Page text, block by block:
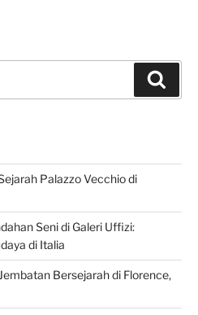
Palazzo Vecchio di
Seni di Galeri Uffizi:
di Italia
Bersejarah di Florence,